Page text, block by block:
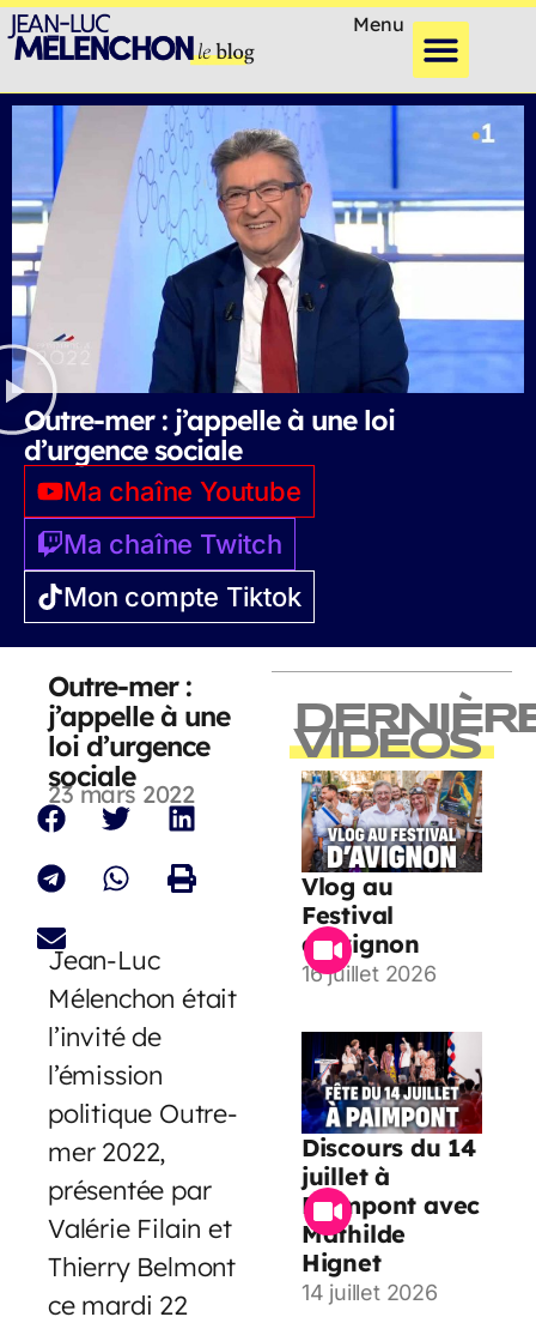
Menu
Outre-mer : j’appelle à une loi
d’urgence sociale
Ma chaîne Youtube
Ma chaîne Twitch
Mon compte Tiktok
Outre-mer :
j’appelle à une
loi d’urgence
sociale
23 mars 2022
Jean-Luc
Mélenchon était
l’invité de
l’émission
politique Outre-
mer 2022,
présentée par
Valérie Filain et
Thierry Belmont
ce mardi 22
VIDEOS
Vlog au
Festival
d’Avignon
16 juillet 2026
Discours du 14
juillet à
Paimpont avec
Mathilde
Hignet
14 juillet 2026